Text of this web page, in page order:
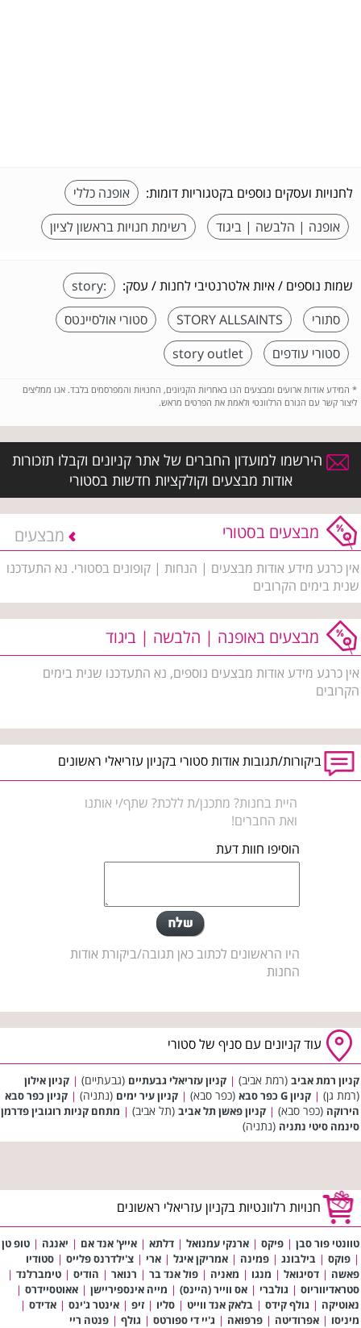
לחנויות ועסקים נוספים בקטגוריות דומות:
אופנה כללי
אופנה | הלבשה | ביגוד
רשימת חנויות בראשון לציון
שמות נוספים / איות אלטרנטיבי לחנות / עסק:
:story
סתורי
STORY ALLSAINTS
סטורי אולסיינטס
סטורי עודפים
story outlet
* המידע אודות ארועים ומבצעים הנו באחריות הקניונים, החנויות והמפרסמים בלבד. אנו ממליצים
ליצור קשר עם הגורם הרלוונטי ולאמת את הפרטים מראש.
הירשמו למועדון החברים של אתר קניונים וקבלו תזכורות
אודות מבצעים וקולקציות חדשות בסטורי
מבצעים בסטורי מבצעים
אין כרגע מידע אודות מבצעים | הנחות | קופונים בסטורי. נא התעדכנו
שנית בימים הקרובים
מבצעים באופנה | הלבשה | ביגוד
אין כרגע מידע אודות מבצעים נוספים, נא התעדכנו שנית בימים
הקרובים
ביקורות/תגובות אודות סטורי בקניון עזריאלי ראשונים
היית בחנות? מתכנן/ת ללכת? שתף/י אותנו
ואת החברים!
הוסיפו חוות דעת
היו הראשונים לכתוב כאן תגובה/ביקורת אודות
החנות
עוד קניונים עם סניף של סטורי
קניון רמת אביב (רמת אביב) | קניון עזריאלי גבעתיים (גבעתיים) | קניון אילון
(רמת גן) | קניון G כפר סבא (כפר סבא) | קניון עיר ימים (נתניה) | קניון כפר סבא
הירוקה (כפר סבא) | קניון פאשן תל אביב (תל אביב) | מתחם קניות רוגובין פדרמן
סינמה סיטי נתניה (נתניה)
חנויות רלוונטיות בקניון עזריאלי ראשונים
טוונטי פור סבן | פיקס | ארנקי עמנואל | דלתא | אייץ' אנד אם | יאנגה | טופ טן
| פוקס | בילבונג | פמינה | אמריקן איגל | ארי | צ'ילדרנס פלייס | סטודיו
פאשה | דסיגואל | מנגו | מאניה | פול אנד בר | רנואר | הודיס | טימברלנד |
סטראדיווריוס | גולברי | אס ווייר (היינס) | מייה אינספיריישן | אאוטסיידרס |
נאוטיקה | גולף קידס | בלאק אנד ווייט | סליו | זיפ | אינטר ג'ינס | אדידס |
מיניסו | אפרודיטה | פרפואה | ג'יי די ספורטס | גולף | פנטה ריי